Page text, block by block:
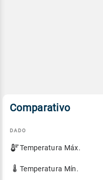
Comparativo
Comparativo
entre
previsão
DADO
Temperatura Máx.
Temperatura Mín.